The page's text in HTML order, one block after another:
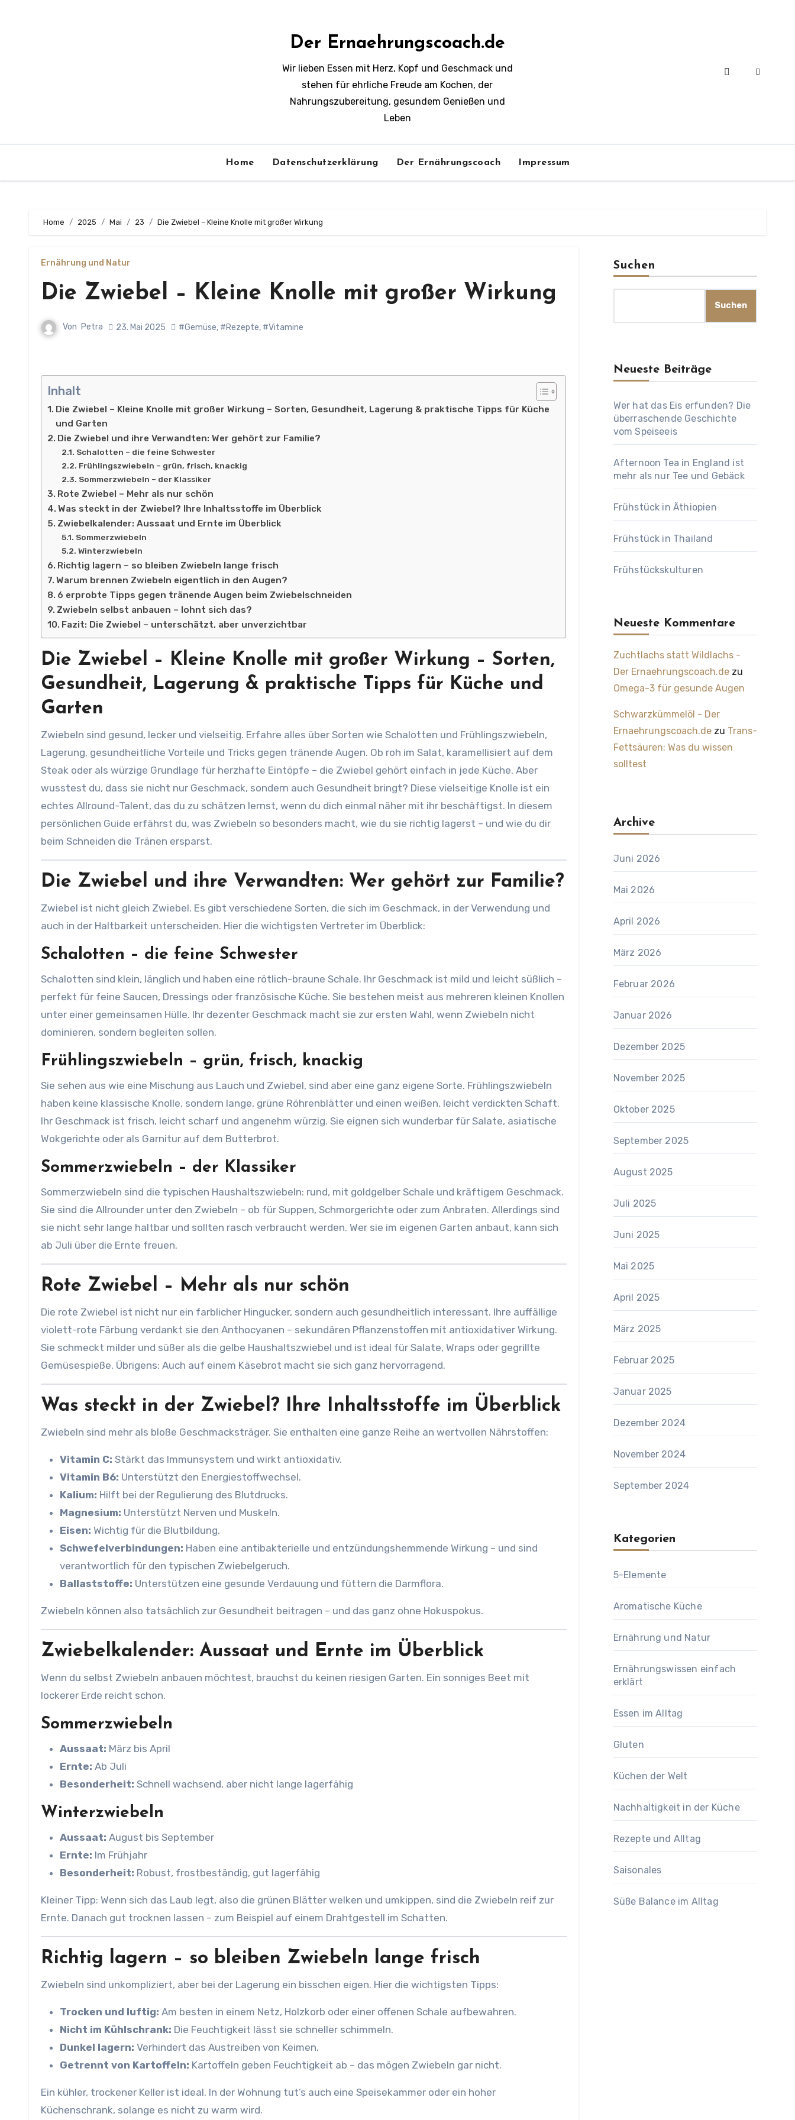
Der Ernaehrungscoach.de
Wir lieben Essen mit Herz, Kopf und Geschmack und
stehen für ehrliche Freude am Kochen, der
Nahrungszubereitung, gesundem Genießen und
Leben
Home Datenschutzerklärung Der Ernährungscoach Impressum
Home 2025 Mai 23 Die Zwiebel – Kleine Knolle mit großer Wirkung
Ernährung und Natur
Die Zwiebel – Kleine Knolle mit großer Wirkung
Von Petra 23. Mai 2025 #Gemüse, #Rezepte, #Vitamine
Inhalt
Die Zwiebel – Kleine Knolle mit großer Wirkung – Sorten, Gesundheit, Lagerung & praktische Tipps für Küche
und Garten
Die Zwiebel und ihre Verwandten: Wer gehört zur Familie?
Schalotten – die feine Schwester
Frühlingszwiebeln – grün, frisch, knackig
Sommerzwiebeln – der Klassiker
Rote Zwiebel – Mehr als nur schön
Was steckt in der Zwiebel? Ihre Inhaltsstoffe im Überblick
Zwiebelkalender: Aussaat und Ernte im Überblick
Sommerzwiebeln
Winterzwiebeln
Richtig lagern – so bleiben Zwiebeln lange frisch
Warum brennen Zwiebeln eigentlich in den Augen?
6 erprobte Tipps gegen tränende Augen beim Zwiebelschneiden
Zwiebeln selbst anbauen – lohnt sich das?
Fazit: Die Zwiebel – unterschätzt, aber unverzichtbar
Die Zwiebel – Kleine Knolle mit großer Wirkung – Sorten,
Gesundheit, Lagerung & praktische Tipps für Küche und
Garten
Zwiebeln sind gesund, lecker und vielseitig. Erfahre alles über Sorten wie Schalotten und Frühlingszwiebeln,
Lagerung, gesundheitliche Vorteile und Tricks gegen tränende Augen. Ob roh im Salat, karamellisiert auf dem
Steak oder als würzige Grundlage für herzhafte Eintöpfe – die Zwiebel gehört einfach in jede Küche. Aber
wusstest du, dass sie nicht nur Geschmack, sondern auch Gesundheit bringt? Diese vielseitige Knolle ist ein
echtes Allround-Talent, das du zu schätzen lernst, wenn du dich einmal näher mit ihr beschäftigst. In diesem
persönlichen Guide erfährst du, was Zwiebeln so besonders macht, wie du sie richtig lagerst – und wie du dir
beim Schneiden die Tränen ersparst.
Die Zwiebel und ihre Verwandten: Wer gehört zur Familie?
Zwiebel ist nicht gleich Zwiebel. Es gibt verschiedene Sorten, die sich im Geschmack, in der Verwendung und
auch in der Haltbarkeit unterscheiden. Hier die wichtigsten Vertreter im Überblick:
Schalotten – die feine Schwester
Schalotten sind klein, länglich und haben eine rötlich-braune Schale. Ihr Geschmack ist mild und leicht süßlich –
perfekt für feine Saucen, Dressings oder französische Küche. Sie bestehen meist aus mehreren kleinen Knollen
unter einer gemeinsamen Hülle. Ihr dezenter Geschmack macht sie zur ersten Wahl, wenn Zwiebeln nicht
dominieren, sondern begleiten sollen.
Frühlingszwiebeln – grün, frisch, knackig
Sie sehen aus wie eine Mischung aus Lauch und Zwiebel, sind aber eine ganz eigene Sorte. Frühlingszwiebeln
haben keine klassische Knolle, sondern lange, grüne Röhrenblätter und einen weißen, leicht verdickten Schaft.
Ihr Geschmack ist frisch, leicht scharf und angenehm würzig. Sie eignen sich wunderbar für Salate, asiatische
Wokgerichte oder als Garnitur auf dem Butterbrot.
Sommerzwiebeln – der Klassiker
Sommerzwiebeln sind die typischen Haushaltszwiebeln: rund, mit goldgelber Schale und kräftigem Geschmack.
Sie sind die Allrounder unter den Zwiebeln – ob für Suppen, Schmorgerichte oder zum Anbraten. Allerdings sind
sie nicht sehr lange haltbar und sollten rasch verbraucht werden. Wer sie im eigenen Garten anbaut, kann sich
ab Juli über die Ernte freuen.
Rote Zwiebel – Mehr als nur schön
Die rote Zwiebel ist nicht nur ein farblicher Hingucker, sondern auch gesundheitlich interessant. Ihre auffällige
violett-rote Färbung verdankt sie den Anthocyanen – sekundären Pflanzenstoffen mit antioxidativer Wirkung.
Sie schmeckt milder und süßer als die gelbe Haushaltszwiebel und ist ideal für Salate, Wraps oder gegrillte
Gemüsespieße. Übrigens: Auch auf einem Käsebrot macht sie sich ganz hervorragend.
Was steckt in der Zwiebel? Ihre Inhaltsstoffe im Überblick
Zwiebeln sind mehr als bloße Geschmacksträger. Sie enthalten eine ganze Reihe an wertvollen Nährstoffen:
Vitamin C: Stärkt das Immunsystem und wirkt antioxidativ.
Vitamin B6: Unterstützt den Energiestoffwechsel.
Kalium: Hilft bei der Regulierung des Blutdrucks.
Magnesium: Unterstützt Nerven und Muskeln.
Eisen: Wichtig für die Blutbildung.
Schwefelverbindungen: Haben eine antibakterielle und entzündungshemmende Wirkung – und sind
verantwortlich für den typischen Zwiebelgeruch.
Ballaststoffe: Unterstützen eine gesunde Verdauung und füttern die Darmflora.
Zwiebeln können also tatsächlich zur Gesundheit beitragen – und das ganz ohne Hokuspokus.
Zwiebelkalender: Aussaat und Ernte im Überblick
Wenn du selbst Zwiebeln anbauen möchtest, brauchst du keinen riesigen Garten. Ein sonniges Beet mit
lockerer Erde reicht schon.
Sommerzwiebeln
Aussaat: März bis April
Ernte: Ab Juli
Besonderheit: Schnell wachsend, aber nicht lange lagerfähig
Winterzwiebeln
Aussaat: August bis September
Ernte: Im Frühjahr
Besonderheit: Robust, frostbeständig, gut lagerfähig
Kleiner Tipp: Wenn sich das Laub legt, also die grünen Blätter welken und umkippen, sind die Zwiebeln reif zur
Ernte. Danach gut trocknen lassen – zum Beispiel auf einem Drahtgestell im Schatten.
Richtig lagern – so bleiben Zwiebeln lange frisch
Zwiebeln sind unkompliziert, aber bei der Lagerung ein bisschen eigen. Hier die wichtigsten Tipps:
Trocken und luftig: Am besten in einem Netz, Holzkorb oder einer offenen Schale aufbewahren.
Nicht im Kühlschrank: Die Feuchtigkeit lässt sie schneller schimmeln.
Dunkel lagern: Verhindert das Austreiben von Keimen.
Getrennt von Kartoffeln: Kartoffeln geben Feuchtigkeit ab – das mögen Zwiebeln gar nicht.
Ein kühler, trockener Keller ist ideal. In der Wohnung tut’s auch eine Speisekammer oder ein hoher
Küchenschrank, solange es nicht zu warm wird.
Suchen
Suchen
Neueste Beiträge
Wer hat das Eis erfunden? Die
überraschende Geschichte
vom Speiseeis
Afternoon Tea in England ist
mehr als nur Tee und Gebäck
Frühstück in Äthiopien
Frühstück in Thailand
Frühstückskulturen
Neueste Kommentare
Zuchtlachs statt Wildlachs -
Der Ernaehrungscoach.dezu
Omega-3 für gesunde Augen
Schwarzkümmelöl - Der
Ernaehrungscoach.dezu Trans-
Fettsäuren: Was du wissen
solltest
Archive
Juni 2026
Mai 2026
April 2026
März 2026
Februar 2026
Januar 2026
Dezember 2025
November 2025
Oktober 2025
September 2025
August 2025
Juli 2025
Juni 2025
Mai 2025
April 2025
März 2025
Februar 2025
Januar 2025
Dezember 2024
November 2024
September 2024
Kategorien
5-Elemente
Aromatische Küche
Ernährung und Natur
Ernährungswissen einfach
erklärt
Essen im Alltag
Gluten
Küchen der Welt
Nachhaltigkeit in der Küche
Rezepte und Alltag
Saisonales
Süße Balance im Alltag